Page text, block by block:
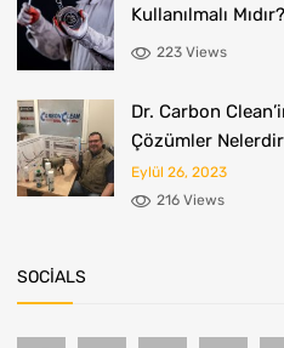
Kullanılmalı Mıdır?
223 Views
Dr. Carbon
Çözümler
Eylül 26, 2023
216 Views
SOCIALS